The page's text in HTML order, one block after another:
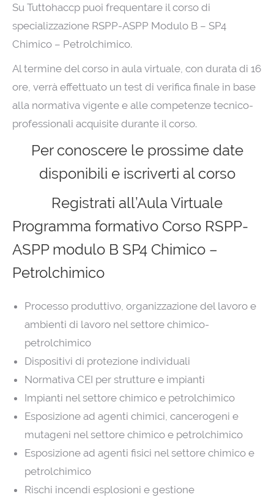
Su Tuttohaccp puoi frequentare il corso di
specializzazione RSPP-ASPP Modulo B – SP4
Chimico – Petrolchimico.
Al termine del corso in aula virtuale, con durata di 16
ore, verrà effettuato un test di verifica finale in base
alla normativa vigente e alle competenze tecnico-
professionali acquisite durante il corso.
Per conoscere le prossime date
disponibili e iscriverti al corso
Registrati all’Aula Virtuale
Programma formativo Corso RSPP-
ASPP modulo B SP4 Chimico –
Petrolchimico
Processo produttivo, organizzazione del lavoro e
ambienti di lavoro nel settore chimico-
petrolchimico
Dispositivi di protezione individuali
Normativa CEI per strutture e impianti
Impianti nel settore chimico e petrolchimico
Esposizione ad agenti chimici, cancerogeni e
mutageni nel settore chimico e petrolchimico
Esposizione ad agenti fisici nel settore chimico e
petrolchimico
Rischi incendi esplosioni e gestione